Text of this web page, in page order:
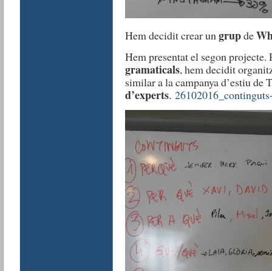
Hem decidit crear un grupde
Hem presentat el segon
gramaticals, hem decidit
similar a la campanya d’estiu
d’experts.